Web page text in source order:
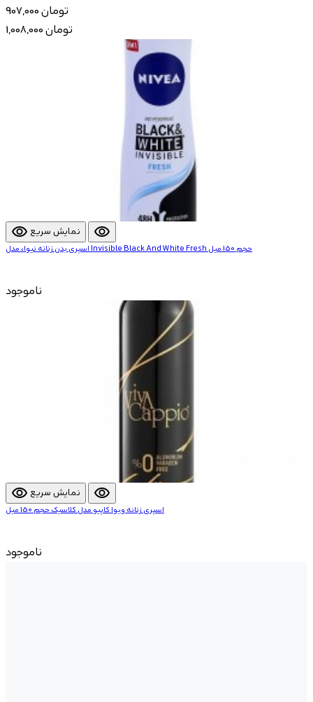
907,000 تومان
1,008,000 تومان
visibility نمایش سریع visibility
اسپری بدن زنانه نیوا، مدل Invisible Black And White Fresh حجم 150 میل
ناموجود
visibility نمایش سریع visibility
اسپری زنانه ویوا کاپیو مدل کلاسیک حجم 150 میل
ناموجود